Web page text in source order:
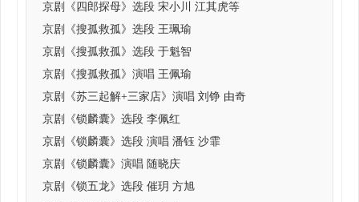
京剧《四郎探母》选段 宋小川 江其虎等
京剧《搜孤救孤》选段 王珮瑜
京剧《搜孤救孤》选段 于魁智
京剧《搜孤救孤》演唱 王佩瑜
京剧《苏三起解+三家店》演唱 刘铮 由奇
京剧《锁麟囊》选段 李佩红
京剧《锁麟囊》选段 演唱 潘钰 沙霏
京剧《锁麟囊》演唱 随晓庆
京剧《锁五龙》选段 催玥 方旭